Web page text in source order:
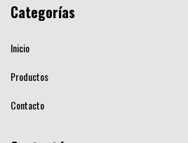
Categorías
Inicio
Productos
Contacto